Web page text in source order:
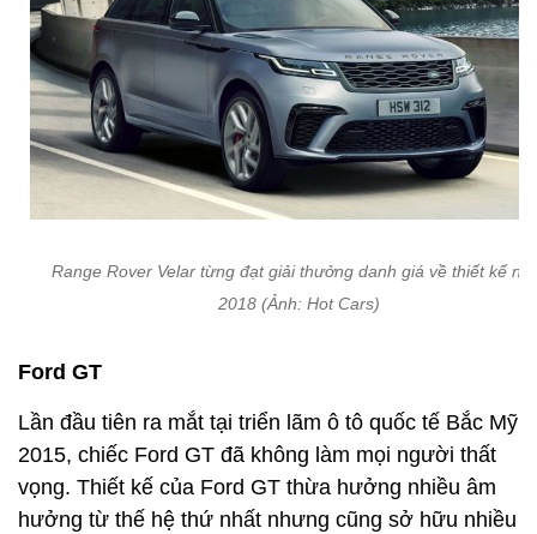
Range Rover Velar từng đạt giải thưởng danh giá về thiết kế
2018 (Ảnh: Hot Cars)
Ford GT
Lần đầu tiên ra mắt tại triển lãm ô tô quốc tế Bắc Mỹ
2015, chiếc Ford GT đã không làm mọi người thất
vọng. Thiết kế của Ford GT thừa hưởng nhiều âm
hưởng từ thế hệ thứ nhất nhưng cũng sở hữu nhiều